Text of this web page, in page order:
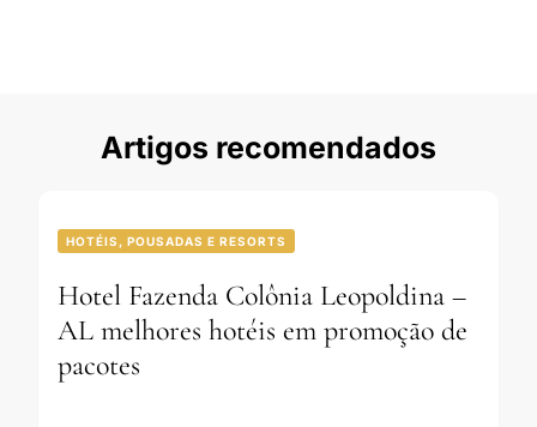
Artigos recomendados
HOTÉIS, POUSADAS E RESORTS
Hotel Fazenda Colônia Leopoldina –
AL melhores hotéis em promoção de
pacotes